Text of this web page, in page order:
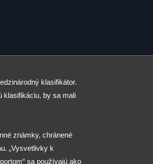
klasifikátor.
klasifikáciu, by sa mali
známky, chránené
„Vysvetlivky k
sa používajú ako